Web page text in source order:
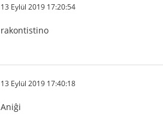
13 Eylül 2019 17:20:54
rakontistino
13 Eylül 2019 17:40:18
Aniĝi